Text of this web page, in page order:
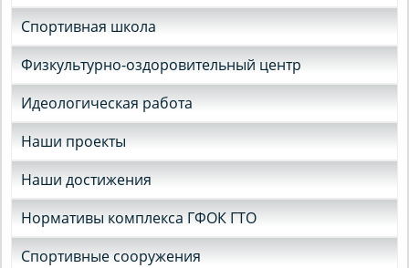
Спортивная школа
Физкультурно-оздоровительный центр
Идеологическая работа
Наши проекты
Наши достижения
Нормативы комплекса ГФОК ГТО
Спортивные сооружения